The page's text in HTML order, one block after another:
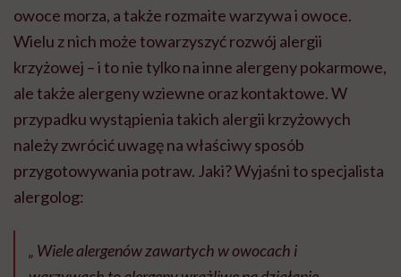
owoce morza, a także rozmaite warzywa i owoce.
Wielu z nich może towarzyszyć rozwój alergii
krzyżowej – i to nie tylko na inne alergeny pokarmowe,
ale także alergeny wziewne oraz kontaktowe. W
przypadku wystąpienia takich alergii krzyżowych
należy zwrócić uwagę na właściwy sposób
przygotowywania potraw. Jaki? Wyjaśni to specjalista
alergolog:
„ Wiele alergenów zawartych w owocach i